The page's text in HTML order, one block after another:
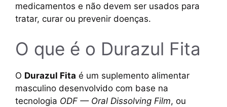
medicamentos e não devem ser usados para
tratar, curar ou prevenir doenças.
O que é o Durazul Fita
O Durazul Fita é um suplemento alimentar
masculino desenvolvido com base na
tecnologia ODF — Oral Dissolving Film, ou